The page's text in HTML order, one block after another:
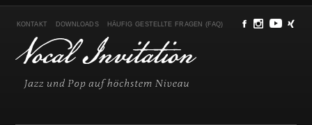
KONTAKT DOWNLOADS HÄUFIG GESTELLTE FRAGEN (FAQ)